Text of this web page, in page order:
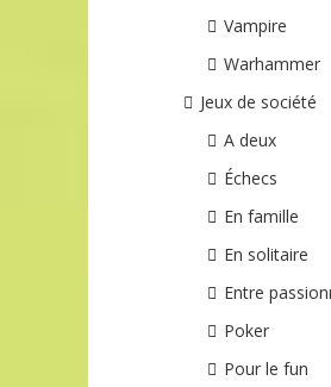
Vampire
Warhammer
Jeux de société
A deux
Échecs
En famille
En solitaire
Entre
Poker
Pour le fun